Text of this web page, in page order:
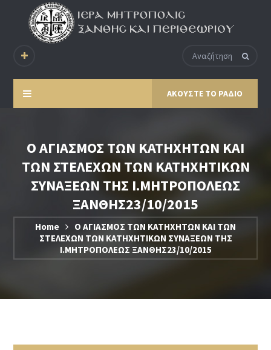
ΑΚΟΥΣΤΕ ΤΟ ΡΑΔΙΟ
Ο ΑΓΙΑΣΜΟΣ ΤΩΝ ΚΑΤΗΧΗΤΩΝ ΚΑΙ
ΤΩΝ ΣΤΕΛΕΧΩΝ ΤΩΝ ΚΑΤΗΧΗΤΙΚΩΝ
ΣΥΝΑΞΕΩΝ ΤΗΣ Ι.ΜΗΤΡΟΠΟΛΕΩΣ
ΞΑΝΘΗΣ23/10/2015
Home
Ο ΑΓΙΑΣΜΟΣ ΤΩΝ ΚΑΤΗΧΗΤΩΝ ΚΑΙ ΤΩΝ
ΣΤΕΛΕΧΩΝ ΤΩΝ ΚΑΤΗΧΗΤΙΚΩΝ ΣΥΝΑΞΕΩΝ ΤΗΣ
Ι.ΜΗΤΡΟΠΟΛΕΩΣ ΞΑΝΘΗΣ23/10/2015